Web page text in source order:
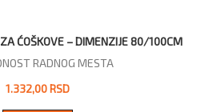
ZA ĆOŠKOVE – DIMENZIJE 80/100CM
RADNOG MESTA
1.332,00 RSD